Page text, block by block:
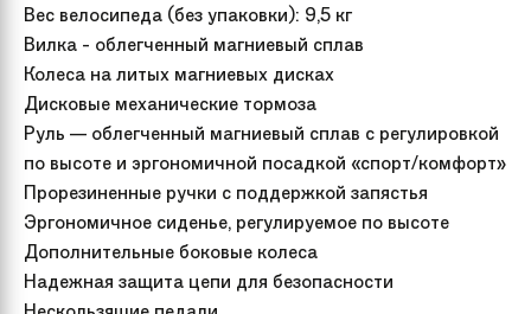
Вес велосипеда (без упаковки): 9,5 кг
Вилка - облегченный магниевый сплав
Колеса на литых магниевых дисках
Дисковые механические тормоза
Руль — облегченный магниевый сплав с регулировкой
по высоте и эргономичной посадкой «спорт/комфорт»
Прорезиненные ручки с поддержкой запястья
Эргономичное сиденье, регулируемое по высоте
Дополнительные боковые колеса
Надежная защита цепи для безопасности